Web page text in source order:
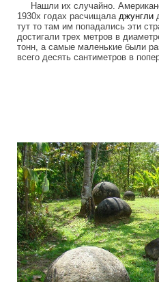
Нашли их случайно.
1930х годах расчищала джунгли
тут то там им попадались эти
достигали трех метров в
тонн, а самые маленькие были
всего десять сантиметров в